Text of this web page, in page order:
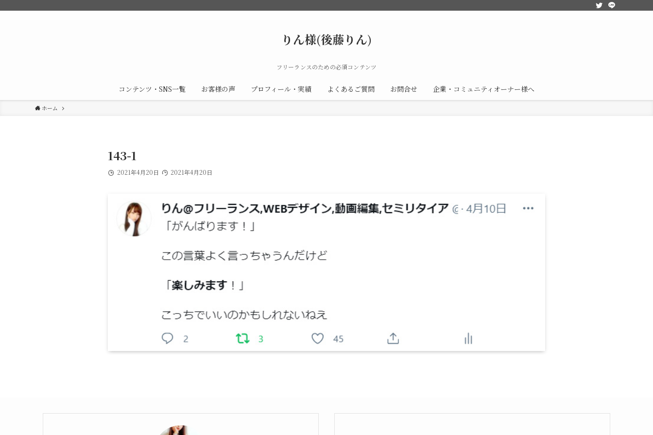
りん様(後藤りん)
フリーランスのための必須コンテンツ
コンテンツ・SNS一覧 お客様の声 プロフィール・実績 よくあるご質問 お問合せ 企業・コミュニティオーナー様へ
ホーム
143-1
2021年4月20日 2021年4月20日